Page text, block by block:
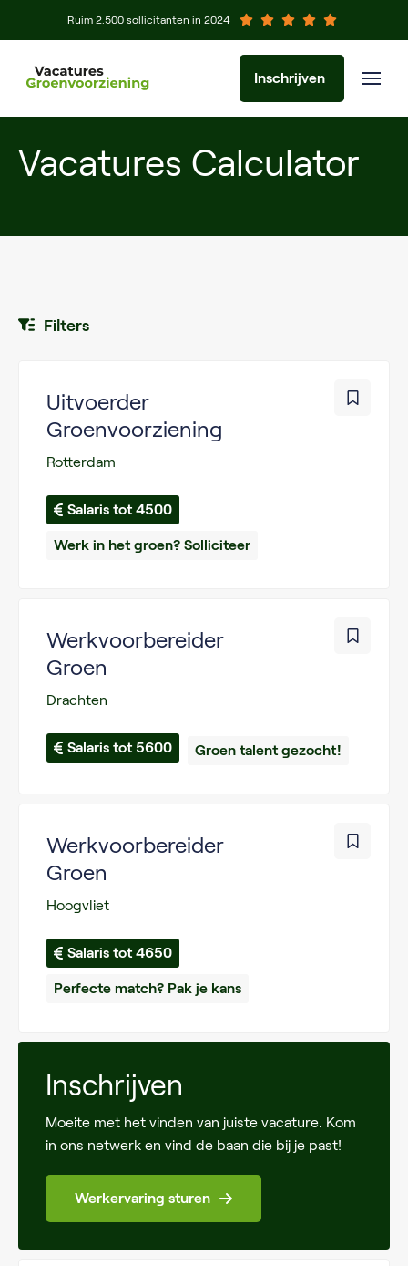
Ruim 2.500 sollicitanten in 2024
Inschrijven
Vacatures Calculator
Filters
Uitvoerder
Groenvoorziening
Rotterdam
Salaris tot 4500
Werk in het groen? Solliciteer
Werkvoorbereider
Groen
Drachten
Salaris tot 5600 Groen talent gezocht!
Werkvoorbereider
Groen
Hoogvliet
Salaris tot 4650
Perfecte match? Pak je kans
Inschrijven
Moeite met het vinden van juiste vacature. Kom
in ons netwerk en vind de baan die bij je past!
Werkervaring sturen